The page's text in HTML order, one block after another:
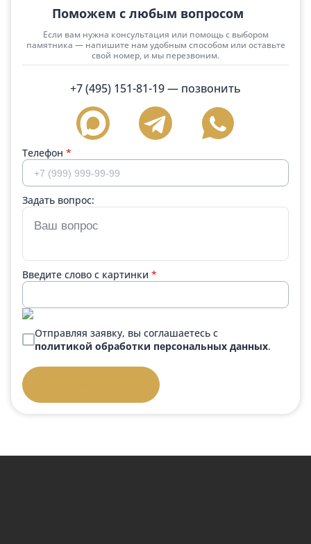
Поможем с любым вопросом
Если вам нужна консультация или помощь с выбором
памятника — напишите нам удобным способом или оставьте
свой номер, и мы перезвоним.
+7 (495) 151-81-19— позвонить
Телефон *
Задать вопрос:
Введите слово с картинки *
Отправляя заявку, вы соглашаетесь с
политикой обработки персональных данных.